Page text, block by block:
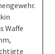
Waffe